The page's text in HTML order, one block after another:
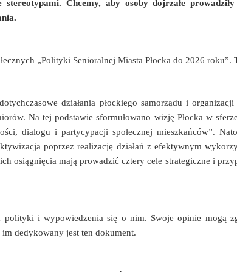
Chcemy, aby osoby dojrzałe
„Polityki Senioralnej Miasta Płocka do 2026 roku”.
działania płockiego samorządu i
Na tej podstawie sformułowano wizję Płocka w
dialogu i partycypacji społecznej mieszkańców”.
poprzez realizację działań z efektywnym
osiągnięcia mają prowadzić cztery cele strategiczne i
i wypowiedzenia się o nim. Swoje opinie mogą
dedykowany jest ten dokument.